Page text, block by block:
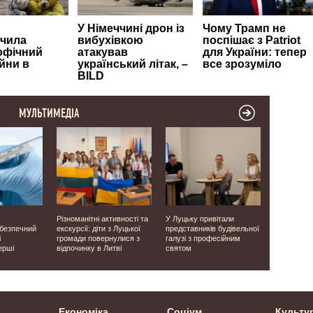
МУЛЬТИМЕДІА
Різноманітні активності та
екскурсії: діти з Луцької
громади повернулися з
відпочинку в Литві
У Луцьку привітали
представників будівельної
галузі з професійним
святом